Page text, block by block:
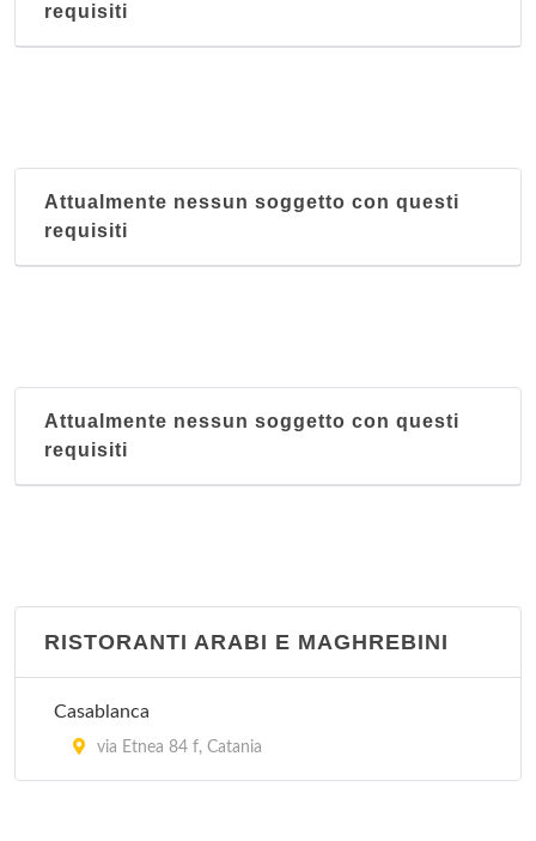
requisiti
Attualmente nessun soggetto con questi
requisiti
Attualmente nessun soggetto con questi
requisiti
RISTORANTI ARABI E MAGHREBINI
Casablanca
via Etnea 84 f, Catania